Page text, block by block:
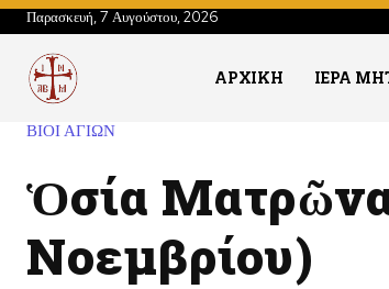
Παρασκευή, 7 Αυγούστου, 2026
ΑΡΧΙΚΗ ΙΕΡΑ
ΒΙΟΙ ΑΓΙΩΝ
Ὁσία
Νοεμβρίου)